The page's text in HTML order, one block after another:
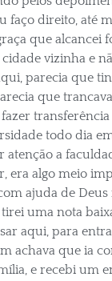
faço direito, até
que alcancei
cidade vizinha e
parecia que
que
todo dia
atenção a
era algo meio
ajuda de
uma nota
aqui, para
achava que ia
e recebi um